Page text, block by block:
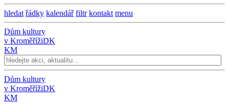
hledat řádky kalendář filtr kontakt menu
Dům kultury
v KroměřížiDK
KM
Dům kultury
v KroměřížiDK
KM